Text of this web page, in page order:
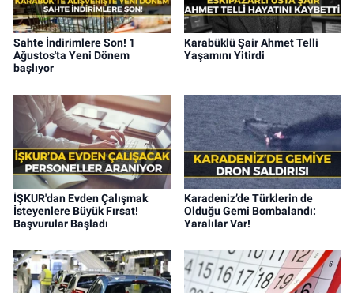
Sahte İndirimlere Son! 1
Ağustos'ta Yeni Dönem
başlıyor
Karabüklü Şair Ahmet Telli
Yaşamını Yitirdi
İŞKUR'dan Evden Çalışmak
İsteyenlere Büyük Fırsat!
Başvurular Başladı
Karadeniz’de Türklerin de
Olduğu Gemi Bombalandı:
Yaralılar Var!